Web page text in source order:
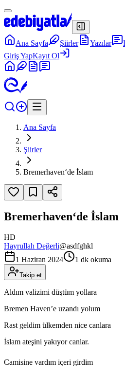
Ana Sayfa Şiirler Yazılar
Giriş YapKayıt Ol
Ana Sayfa
Şiirler
Bremerhaven‘de İslam
Bremerhaven‘de İslam
HD
Hayrullah Değerli@asdfghkl
1 Haziran 2024
1 dk okuma
Takip et
Aldım valizimi düştüm yollara
Bremen Haven’e uzandı yolum
Rast geldim ülkemden nice canlara
İslam ateşini yakıyor canlar.
Camisine vardım içeri girdim